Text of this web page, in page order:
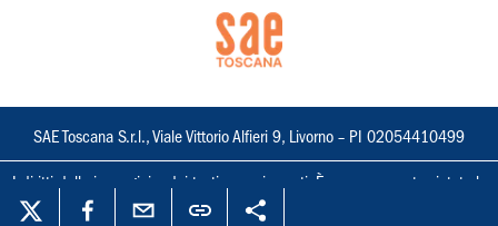
SAE Toscana S.r.l., Viale Vittorio Alfieri 9, Livorno – PI 02054410499
I diritti delle immagini e dei testi sono riservati. È espressamente vietata la
loro riproduzione con qualsiasi mezzo e l'adattamento totale o parziale.